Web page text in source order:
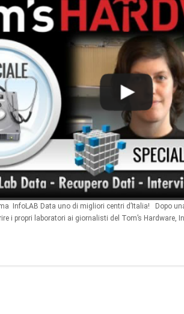
InfoLAB Data uno di migliori centri d’Italia! Dopo
i propri laboratori ai giornalisti del Tom’s Hardware,